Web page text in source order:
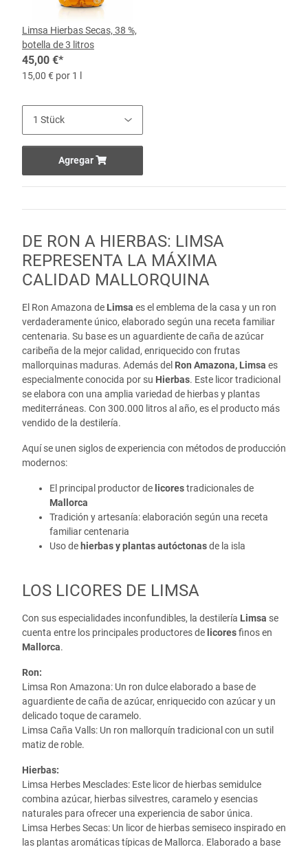
Limsa Hierbas Secas, 38 %,
botella de 3 litros
45,00 €*
15,00 € por 1 l
Agregar
DE RON A HIERBAS: LIMSA
REPRESENTA LA MÁXIMA
CALIDAD MALLORQUINA
El Ron Amazona de Limsa es el emblema de la casa y un ron
verdaderamente único, elaborado según una receta familiar
centenaria. Su base es un aguardiente de caña de azúcar
caribeña de la mejor calidad, enriquecido con frutas
mallorquinas maduras. Además del Ron Amazona, Limsa es
especialmente conocida por su Hierbas. Este licor tradicional
se elabora con una amplia variedad de hierbas y plantas
mediterráneas. Con 300.000 litros al año, es el producto más
vendido de la destilería.
Aquí se unen siglos de experiencia con métodos de producción
modernos:
El principal productor delicorestradicionales de
Mallorca
Tradición y artesanía: elaboración según una receta
familiar centenaria
Uso dehierbas y plantas autóctonasde la isla
LOS LICORES DE LIMSA
Con sus especialidades inconfundibles, la destilería Limsa se
cuenta entre los principales productores delicoresfinos en
Mallorca.
Ron:
Limsa Ron Amazona: Un ron dulce elaborado a base de
aguardiente de caña de azúcar, enriquecido con azúcar y un
delicado toque de caramelo.
Limsa Caña Valls: Un ron mallorquín tradicional con un sutil
matiz de roble.
Hierbas:
Limsa Herbes Mesclades: Este licor de hierbas semidulce
combina azúcar, hierbas silvestres, caramelo y esencias
naturales para ofrecer una experiencia de sabor única.
Limsa Herbes Secas: Un licor de hierbas semiseco inspirado en
las plantas aromáticas típicas de Mallorca. Elaborado a base